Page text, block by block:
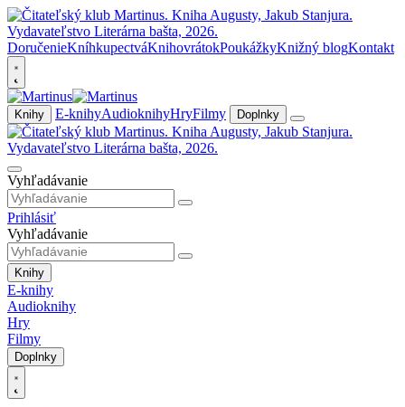
DoručenieKníhkupectváKnihovrátokPoukážkyKnižný blogKontakt
Knihy E-knihyAudioknihyHryFilmy Doplnky
Vyhľadávanie
Prihlásiť
Vyhľadávanie
Knihy
E-knihy
Audioknihy
Hry
Filmy
Doplnky